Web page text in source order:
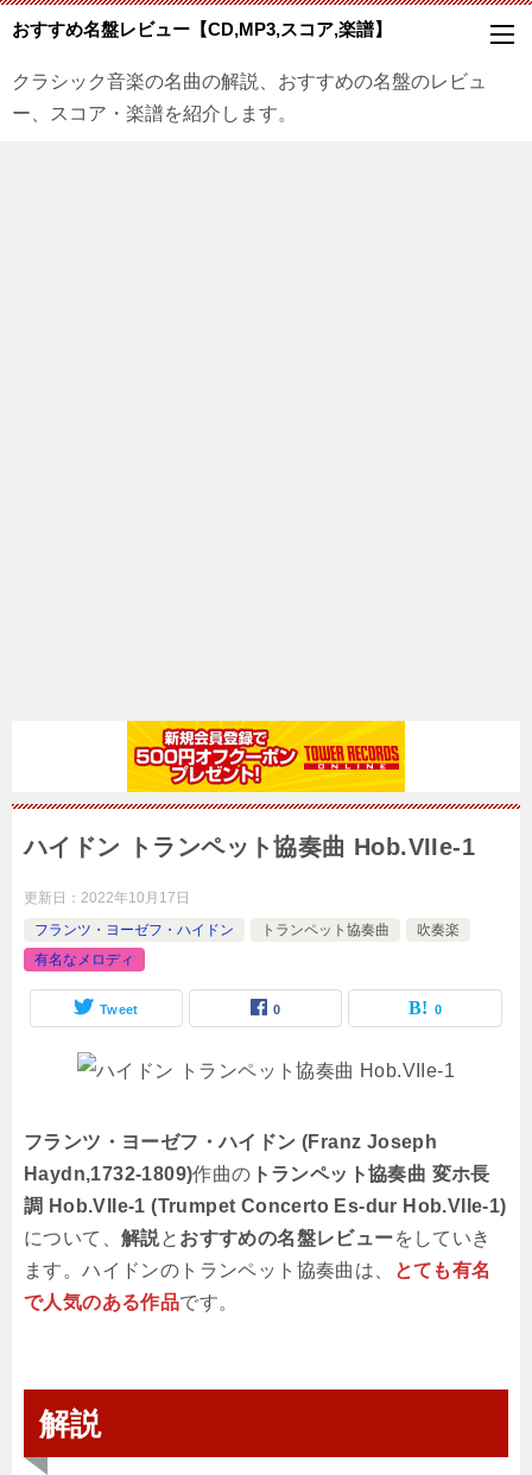
おすすめ名盤レビュー【CD,MP3,スコア,楽譜】
クラシック音楽の名曲の解説、おすすめの名盤のレビュ
ー、スコア・楽譜を紹介します。
ハイドン トランペット協奏曲 Hob.VIIe-1
更新日： 2022年10月17日
フランツ・ヨーゼフ・ハイドン
トランペット協奏曲
吹奏楽
有名なメロディ
Tweet 0 0
フランツ・ヨーゼフ・ハイドン (Franz Joseph
Haydn,1732-1809)作曲の トランペット協奏曲 変ホ長
調 Hob.VIIe-1 (Trumpet Concerto Es-dur Hob.VIIe-1)
について、 解説と おすすめの名盤レビューをしていき
ます。ハイドンのトランペット協奏曲は、
とても有名
で人気のある作品です。
解説